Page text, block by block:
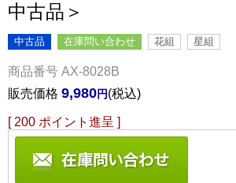
中古品＞
中古品 在庫問い合わせ 花組 星組
商品番号 AX-8028B
販売価格 9,980 税込
[ 200 ポイント進呈 ]